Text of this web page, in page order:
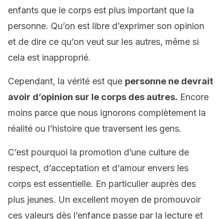
enfants que le corps est plus important que la
personne. Qu’on est libre d’exprimer son opinion
et de dire ce qu’on veut sur les autres, même si
cela est inapproprié.
Cependant, la vérité est que personne ne devrait
avoir d’opinion sur le corps des autres. Encore
moins parce que nous ignorons complètement la
réalité ou l’histoire que traversent les gens.
C’est pourquoi la promotion d’une culture de
respect, d’acceptation et d’amour envers les
corps est essentielle. En particulier auprès des
plus jeunes. Un excellent moyen de promouvoir
ces valeurs dès l’enfance passe par la lecture et